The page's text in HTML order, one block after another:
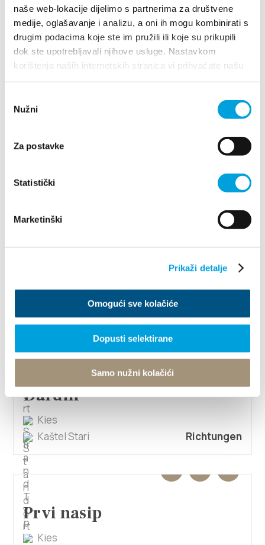
naše web-lokacije dijelimo s partnerima za društvene
medije, oglašavanje i analizu, a oni ih mogu kombinirati s
drugim podacima koje ste im pružili ili koje su prikupili
dok ste upotrebljavali njihove usluge. Nastavkom
korištenja naših internetskih stranica vi prihvaćate našu
pristanka
Nužni
Za postavke
Statistički
Marketinški
Prikaži detalje
Omogući sve kolačiće
Dopusti selektirane
Samo nužni kolačići
1/2
Nehaj 2
Richtungen
Gabine
Kaštel Štafilić
Richtungen
Porat
Kaštel Novi Richtungen
Đardin
Kies
Kaštel Stari
Richtungen
Prvi nasip
Kies